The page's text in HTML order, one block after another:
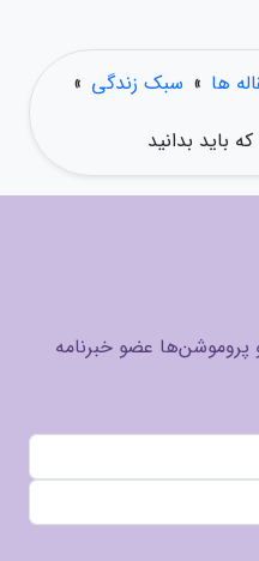
ها » سبک زندگی »
باید بدانید
پروموشن‌ها عضو خبرنامه